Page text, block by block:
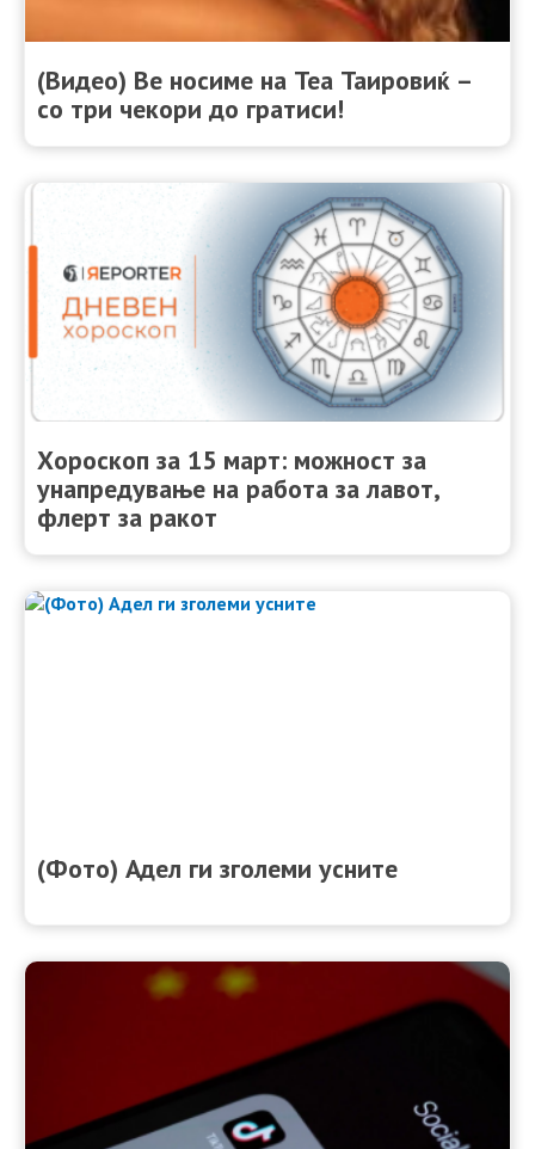
(Видео) Ве носиме на Теа Таировиќ –
со три чекори до гратиси!
Хороскоп за 15 март: можност за
унапредување на работа за лавот,
флерт за ракот
(Фото) Адел ги зголеми усните